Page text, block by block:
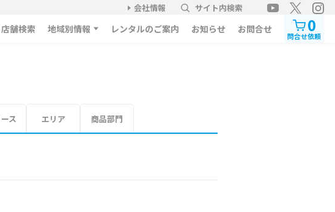
会社情報 サイト内検索
店舗検索 地域別情報 レンタルのご案内 お知らせ お問合せ 0
問合せ依頼
ス エリア 商品部門